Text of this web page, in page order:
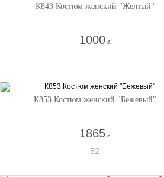
К843 Костюм женский "Желтый"
1000 a
К853 Костюм женский "Бежевый"
1865 a
52